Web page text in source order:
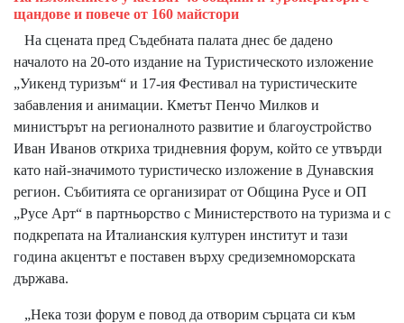
щандове и повече от 160 майстори
На сцената пред Съдебната палата днес бе дадено
началото на 20-ото издание на Туристическото изложение
„Уикенд туризъм“ и 17-ия Фестивал на туристическите
забавления и анимации. Кметът Пенчо Милков и
министърът на регионалното развитие и благоустройство
Иван Иванов откриха тридневния форум, който се утвърди
като най-значимото туристическо изложение в Дунавския
регион. Събитията се организират от Община Русе и ОП
„Русе Арт“ в партньорство с Министерството на туризма и с
подкрепата на Италианския културен институт и тази
година акцентът е поставен върху средиземноморската
държава.
„Нека този форум е повод да отворим сърцата си към